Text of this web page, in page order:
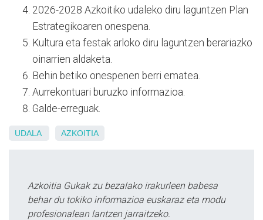
2026-2028 Azkoitiko udaleko diru laguntzen Plan
Estrategikoaren onespena.
Kultura eta festak arloko diru laguntzen berariazko
oinarrien aldaketa.
Behin betiko onespenen berri ematea.
Aurrekontuari buruzko informazioa.
Galde-erreguak.
UDALA AZKOITIA
Azkoitia Gukak zu bezalako irakurleen babesa
behar du tokiko informazioa euskaraz eta modu
profesionalean lantzen jarraitzeko.